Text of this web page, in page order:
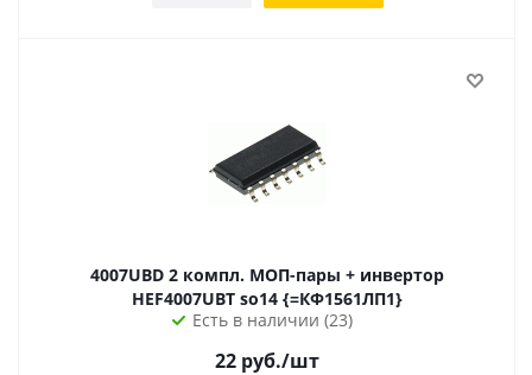
4007UBD 2 компл. МОП-пары + инвертор
HEF4007UBT so14 {=КФ1561ЛП1}
Есть в наличии (23)
22 руб./шт